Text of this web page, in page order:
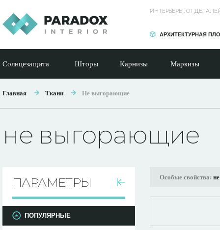
ИНТЕРЬЕРЫ: ОТ
АРХИТЕКТУРНАЯ
Солнцезащита Шторы Карнизы Маркизы
Главная Ткани Не выгорающие
не выгорающие
ПАРАМЕТРЫ
ПОПУЛЯРНЫЕ
Особые свойства: